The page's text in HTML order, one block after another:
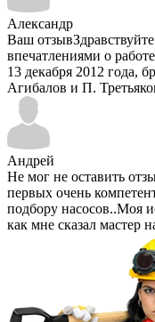
Александр
Ваш
впечатлениями о
13 декабря 2012 года,
Агибалов и П.
Андрей
Не мог не оставить
первых очень
подбору насосов..Моя
как мне сказал мастер